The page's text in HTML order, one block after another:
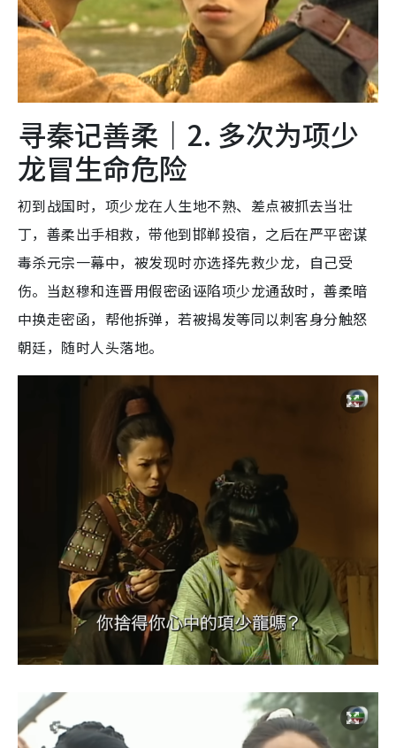
寻秦记善柔｜2. 多次为项少
龙冒生命危险
初到战国时，项少龙在人生地不熟、差点被抓去当壮
丁，善柔出手相救，带他到邯郸投宿，之后在严平密谋
毒杀元宗一幕中，被发现时亦选择先救少龙，自己受
伤。当赵穆和连晋用假密函诬陷项少龙通敌时，善柔暗
中换走密函，帮他拆弹，若被揭发等同以刺客身分触怒
朝廷，随时人头落地。